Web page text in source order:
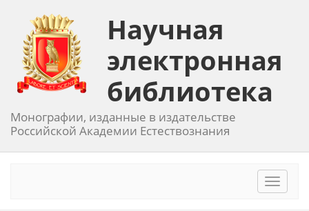
Научная
электронная
библиотека
Монографии, изданные в издательстве
Российской Академии Естествознания
Toggle